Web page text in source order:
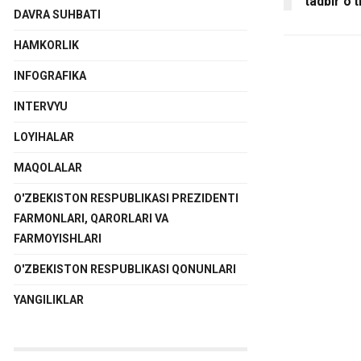
DAVRA SUHBATI
HAMKORLIK
INFOGRAFIKA
INTERVYU
LOYIHALAR
MAQOLALAR
O'ZBEKISTON RESPUBLIKASI PREZIDENTI
FARMONLARI, QARORLARI VA
FARMOYISHLARI
O'ZBEKISTON RESPUBLIKASI QONUNLARI
YANGILIKLAR